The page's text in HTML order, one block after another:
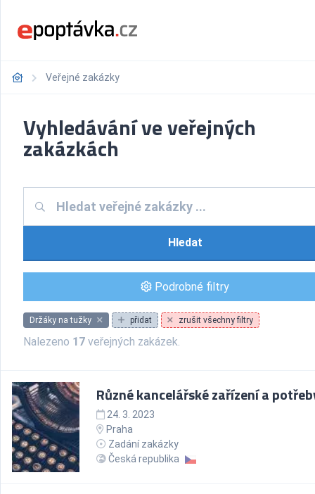
Veřejné zakázky
Vyhledávání ve veřejných
zakázkách
Hledat
Podrobné filtry
Držáky na tužky přidat zrušit všechny filtry
Nalezeno 17 veřejných zakázek.
Různé kancelářské zařízení a
24. 3. 2023
Praha
Zadání zakázky
Česká republika